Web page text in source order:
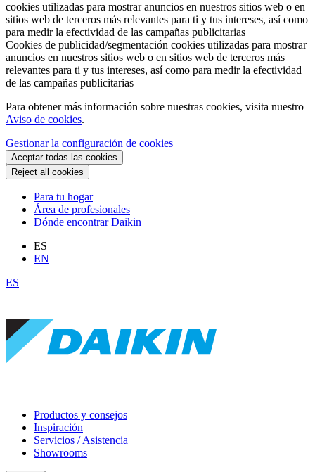
cookies utilizadas para mostrar anuncios en nuestros sitios web o en
sitios web de terceros más relevantes para ti y tus intereses, así como
para medir la efectividad de las campañas publicitarias
Cookies de publicidad/segmentación cookies utilizadas para mostrar
anuncios en nuestros sitios web o en sitios web de terceros más
relevantes para ti y tus intereses, así como para medir la efectividad
de las campañas publicitarias
Para obtener más información sobre nuestras cookies, visita nuestro
Aviso de cookies.
Gestionar la configuración de cookies
Aceptar todas las cookies
Reject all cookies
Para tu hogar
Área de profesionales
Dónde encontrar Daikin
ES
EN
ES
Productos y consejos
Inspiración
Servicios / Asistencia
Showrooms